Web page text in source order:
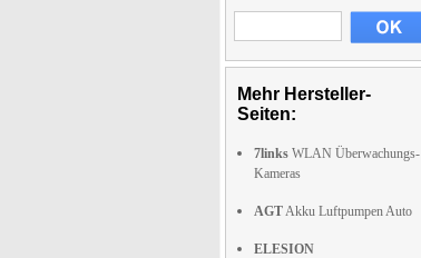
Mehr Hersteller-
Seiten:
7links WLAN Überwachungs-
Kameras
AGTAkku Luftpumpen Auto
ELESION